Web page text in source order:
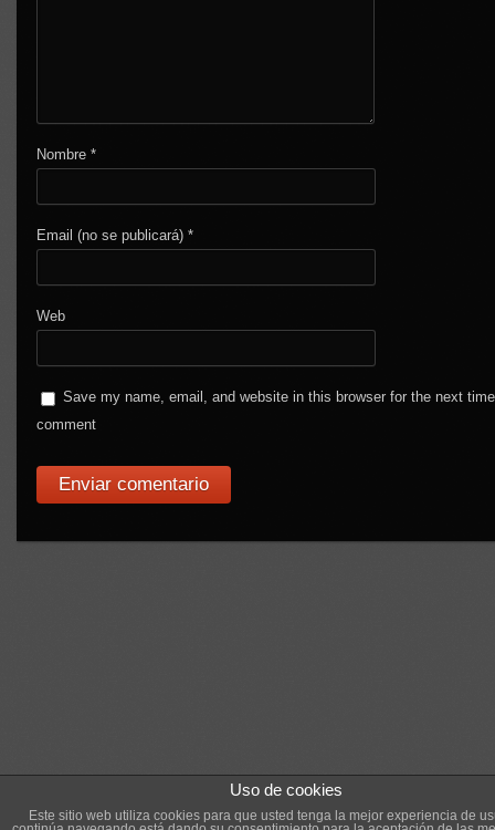
Nombre*
Email (no se publicará)*
Web
Save my name, email, and website in this browser for the next
comment
Uso de cookies
Este sitio web utiliza cookies para que usted tenga la mejor experiencia de